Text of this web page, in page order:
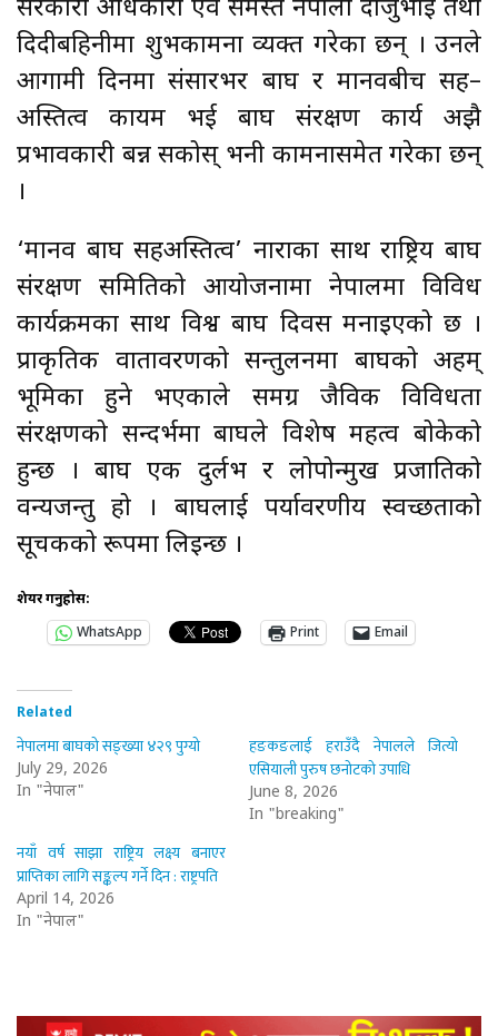
सरकारी अधिकारी एवं समस्त नेपाली दाजुभाइ तथा
दिदीबहिनीमा शुभकामना व्यक्त गरेका छन् । उनले
आगामी दिनमा संसारभर बाघ र मानवबीच सह–
अस्तित्व कायम भई बाघ संरक्षण कार्य अझै
प्रभावकारी बन्न सकोस् भनी कामनासमेत गरेका छन्
।
‘मानव बाघ सहअस्तित्व’ नाराका साथ राष्ट्रिय बाघ
संरक्षण समितिको आयोजनामा नेपालमा विविध
कार्यक्रमका साथ विश्व बाघ दिवस मनाइएको छ ।
प्राकृतिक वातावरणको सन्तुलनमा बाघको अहम्
भूमिका हुने भएकाले समग्र जैविक विविधता
संरक्षणको सन्दर्भमा बाघले विशेष महत्व बोकेको
हुन्छ । बाघ एक दुर्लभ र लोपोन्मुख प्रजातिको
वन्यजन्तु हो । बाघलाई पर्यावरणीय स्वच्छताको
सूचकको रूपमा लिइन्छ ।
शेयर गर्नुहोस:
WhatsApp
Print Email
Related
नेपालमा बाघको सङ्ख्या ४२९ पुग्यो
July 29, 2026
In "नेपाल"
हङकङलाई हराउँदै नेपालले जित्यो
एसियाली पुरुष छनोटको उपाधि
June 8, 2026
In "breaking"
नयाँ वर्ष साझा राष्ट्रिय लक्ष्य बनाएर
प्राप्तिका लागि सङ्कल्प गर्ने दिन : राष्ट्रपति
April 14, 2026
In "नेपाल"